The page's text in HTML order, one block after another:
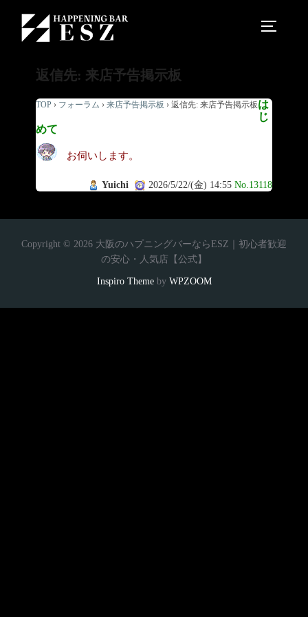
返信先: 来店予告掲示板
TOP › フォーラム › 来店予告掲示板 › 返信先: 来店予告掲示板は
じ
めて
お伺いします。
Yuichi 2026/5/22/(金) 14:55 No.13118
Copyright © 2026 大阪のハプニングバーならESZ｜初心者歓迎
の安心・人気店【公式】
Inspiro Themeby WPZOOM